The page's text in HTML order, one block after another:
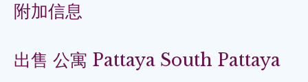
附加信息
出售 公寓 Pattaya South Pattaya